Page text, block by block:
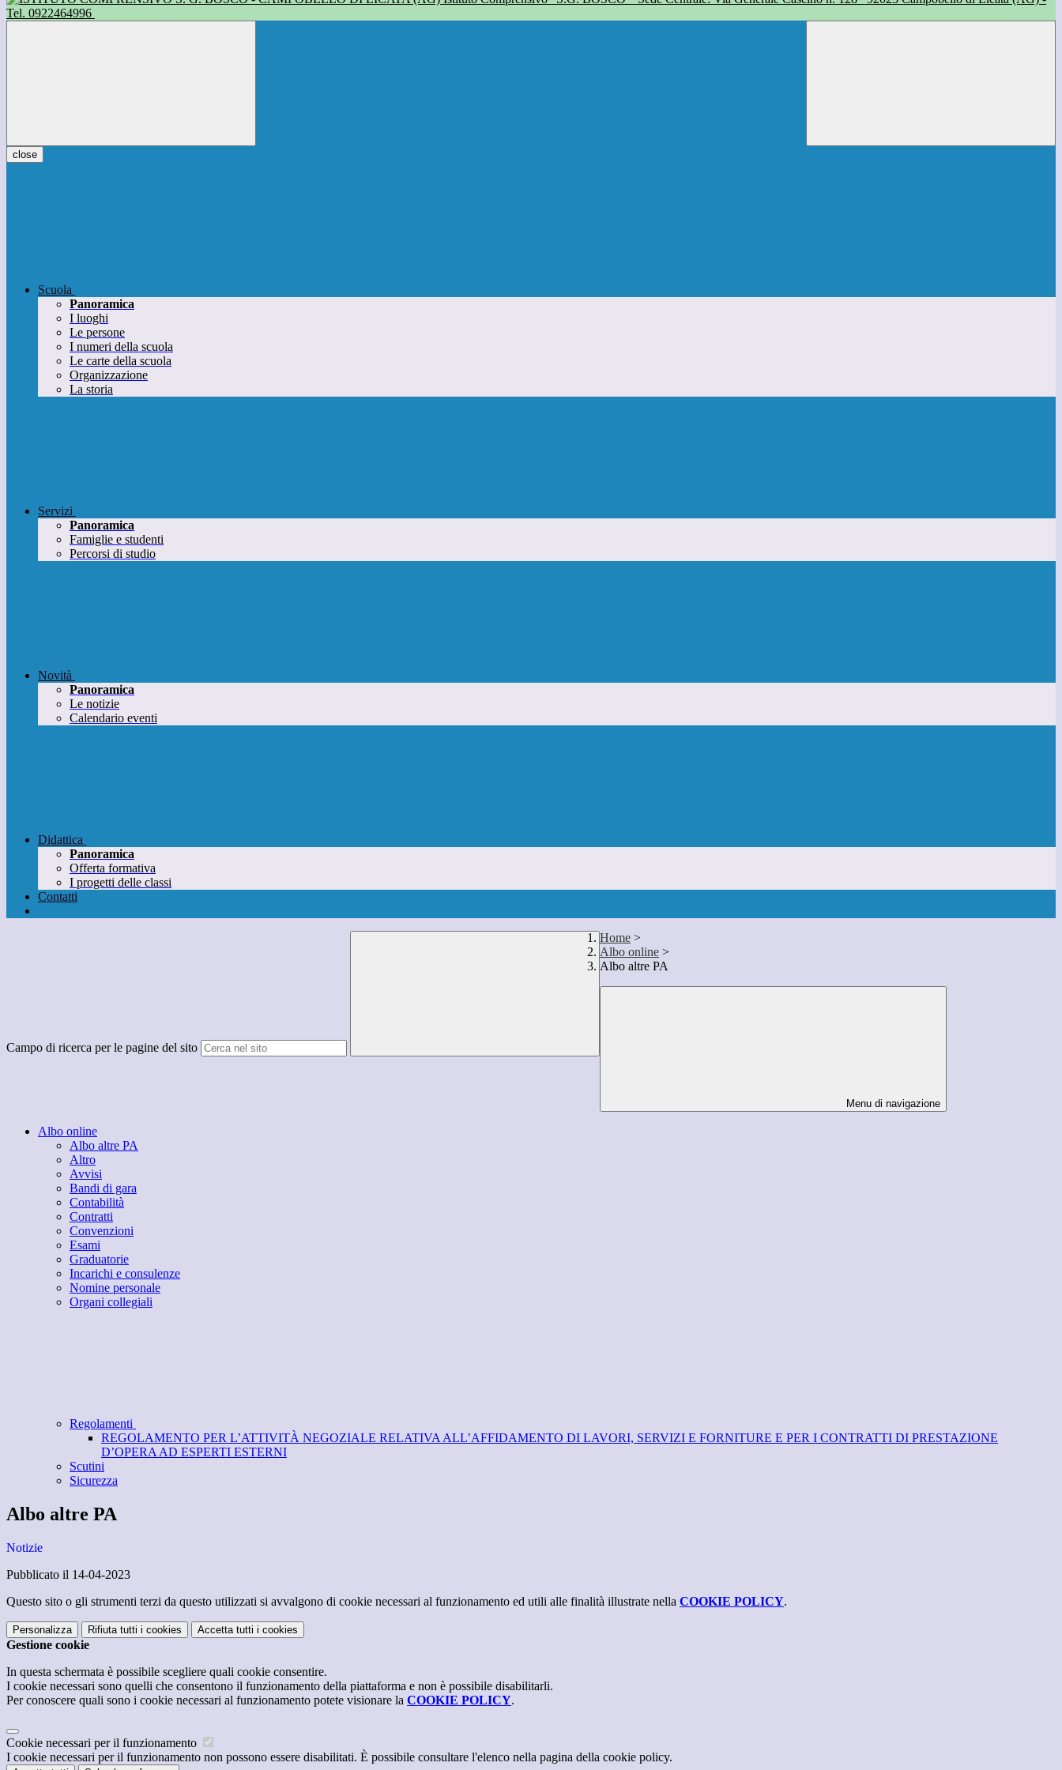
Tel. 0922464996
close
Scuola
Panoramica
I luoghi
Le persone
I numeri della scuola
Le carte della scuola
Organizzazione
La storia
Servizi
Panoramica
Famiglie e studenti
Percorsi di studio
Novità
Panoramica
Le notizie
Calendario eventi
Didattica
Panoramica
Offerta formativa
I progetti delle classi
Contatti
Campo di ricerca per le pagine del sito
Home >
Albo online >
Albo altre PA
Menu di navigazione
Albo online
Albo altre PA
Altro
Avvisi
Bandi di gara
Contabilità
Contratti
Convenzioni
Esami
Graduatorie
Incarichi e consulenze
Nomine personale
Organi collegiali
Regolamenti
REGOLAMENTO PER L’ATTIVITÀ NEGOZIALE RELATIVA ALL’AFFIDAMENTO DI LAVORI, SERVIZI E FORNITURE E PER I CONTRATTI DI PRESTAZIONE
D’OPERA AD ESPERTI ESTERNI
Scutini
Sicurezza
Albo altre PA
Notizie
Pubblicato il 14-04-2023
Questo sito o gli strumenti terzi da questo utilizzati si avvalgono di cookie necessari al funzionamento ed utili alle finalità illustrate nella COOKIE POLICY.
Personalizza Rifiuta tutti i cookies Accetta tutti i cookies
Gestione cookie
In questa schermata è possibile scegliere quali cookie consentire.
I cookie necessari sono quelli che consentono il funzionamento della piattaforma e non è possibile disabilitarli.
Per conoscere quali sono i cookie necessari al funzionamento potete visionare la COOKIE POLICY.
Cookie necessari per il funzionamento
I cookie necessari per il funzionamento non possono essere disabilitati. È possibile consultare l'elenco nella pagina della cookie policy.